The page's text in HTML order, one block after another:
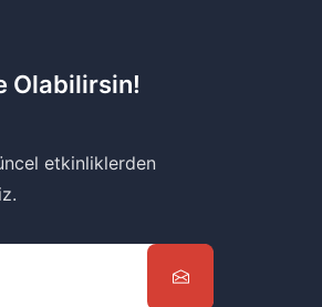
Olabilirsin!
etkinliklerden